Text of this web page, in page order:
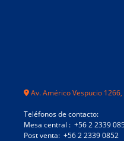
Av. Américo Vespucio
Teléfonos de contacto:
Mesa central : +56 2 2339
Post venta: +56 2 2339 0852